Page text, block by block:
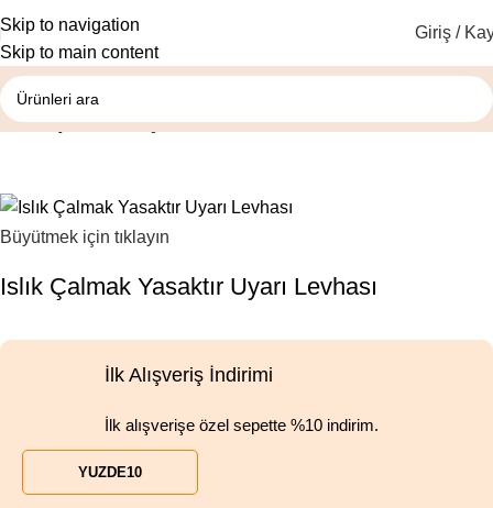
Skip to navigation
Skip to main content
Giriş /
Ana Sayfa Yasaklayıcı Levhalar
Büyütmek için tıklayın
Islık Çalmak Yasaktır Uyarı Levhası
İlk Alışveriş İndirimi
İlk alışverişe özel sepette %10 indirim.
YUZDE10